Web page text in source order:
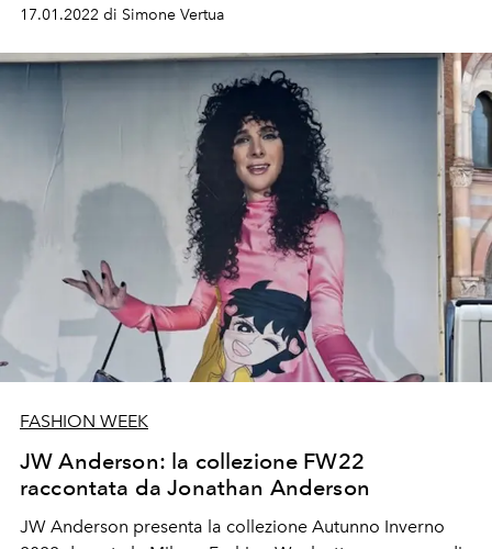
metalliche e gilet con elastici gommati.
17.01.2022 di Simone Vertua
FASHION WEEK
JW Anderson: la collezione FW22
raccontata da Jonathan Anderson
JW Anderson presenta la collezione Autunno Inverno